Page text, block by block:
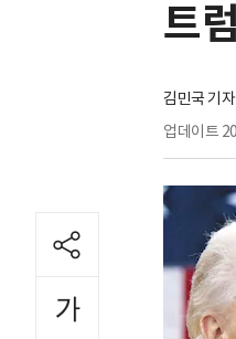
트
김민국 기자
업데이트